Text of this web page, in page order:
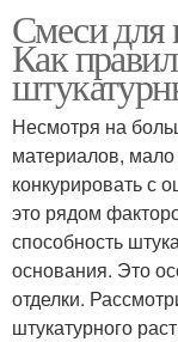
Смеси для
Как
Несмотря на
материалов, мало
конкурировать с
это рядом
способность
основания. Это
отделки.
штукатурного